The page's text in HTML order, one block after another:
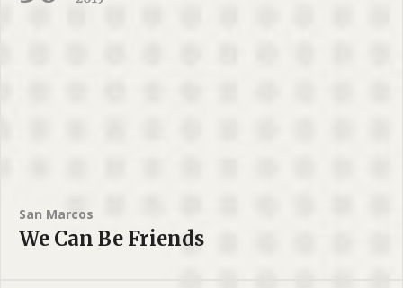
San Marcos
We Can Be Friends